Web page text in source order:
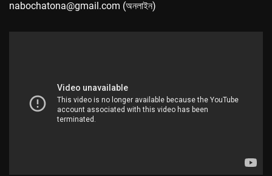
nabochatona@gmail.com (অনলাইন)